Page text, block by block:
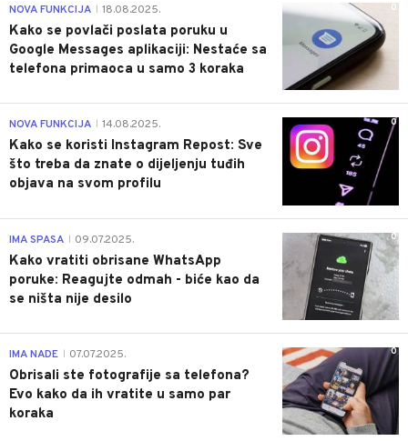
0
NOVA FUNKCIJA 18.08.2025.
Kako se povlači poslata poruku u
Google Messages aplikaciji: Nestaće sa
telefona primaoca u samo 3 koraka
0
NOVA FUNKCIJA 14.08.2025.
Kako se koristi Instagram Repost: Sve
što treba da znate o dijeljenju tuđih
objava na svom profilu
0
IMA SPASA 09.07.2025.
Kako vratiti obrisane WhatsApp
poruke: Reagujte odmah - biće kao da
se ništa nije desilo
0
IMA NADE 07.07.2025.
Obrisali ste fotografije sa telefona?
Evo kako da ih vratite u samo par
koraka